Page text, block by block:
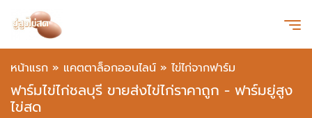
หน้าแรก » แคตตาล็อกออนไลน์ » ไข่ไก่จากฟาร์ม
ฟาร์มไข่ไก่ชลบุรี ขายส่งไข่ไก่ราคาถูก - ฟาร์มยู่สูง
ไข่สด